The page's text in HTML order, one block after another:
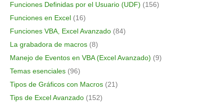
Funciones Definidas por el Usuario (UDF) (156)
Funciones en Excel (16)
Funciones VBA, Excel Avanzado (84)
La grabadora de macros (8)
Manejo de Eventos en VBA (Excel Avanzado) (9)
Temas esenciales (96)
Tipos de Gráficos con Macros (21)
Tips de Excel Avanzado (152)